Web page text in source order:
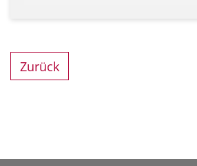
Zurück